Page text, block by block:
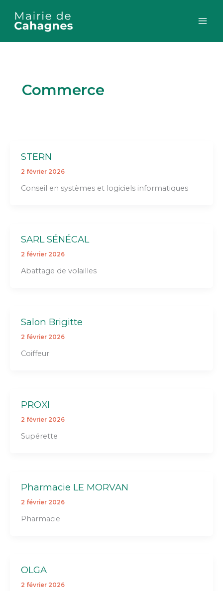
contenu
Commerce
STERN
2 février 2026
Conseil en systèmes et logiciels informatiques
SARL SÉNÉCAL
2 février 2026
Abattage de volailles
Salon Brigitte
2 février 2026
Coiffeur
PROXI
2 février 2026
Supérette
Pharmacie LE MORVAN
2 février 2026
Pharmacie
OLGA
2 février 2026